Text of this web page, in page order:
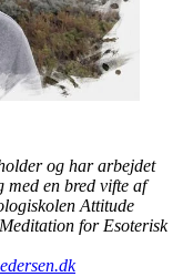
og har arbejdet
med en bred vifte af
Attitude
for Esoterisk